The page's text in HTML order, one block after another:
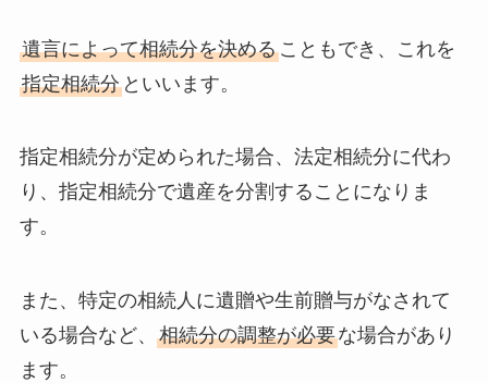
遺言によって相続分を決めることもでき、これを
指定相続分といいます。
指定相続分が定められた場合、法定相続分に代わ
り、指定相続分で遺産を分割することになりま
す。
また、特定の相続人に遺贈や生前贈与がなされて
いる場合など、 相続分の調整が必要な場合があり
ます。